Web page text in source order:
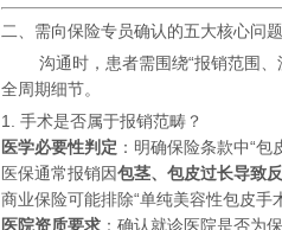
二、需向保险专员确认的五大核心问题
沟通时，患者需围绕“报销范围
全周期细节。
1. 手术是否属于报销范畴？
医学必要性判定 ：明确保险条款中“
医保通常报销因包茎、包皮过长导致
商业保险可能排除“单纯美容性包皮手
医院资质要求 ：确认就诊医院是否为